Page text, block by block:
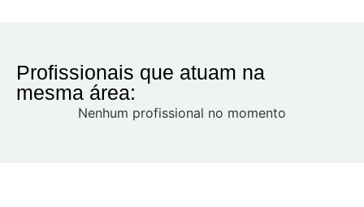
Profissionais que atuam na
mesma área:
Nenhum profissional no momento